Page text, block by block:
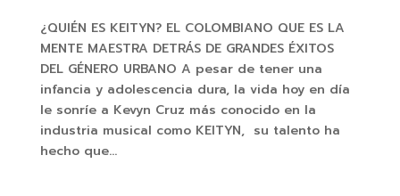
¿QUIÉN ES KEITYN? EL COLOMBIANO QUE ES LA
MENTE MAESTRA DETRÁS DE GRANDES ÉXITOS
DEL GÉNERO URBANO A pesar de tener una
infancia y adolescencia dura, la vida hoy en día
le sonríe a Kevyn Cruz más conocido en la
industria musical como KEITYN, su talento ha
hecho que...